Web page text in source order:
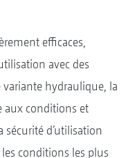
efficaces,
avec des
hydraulique, la
aux conditions et
sécurité d’utilisation
conditions les plus